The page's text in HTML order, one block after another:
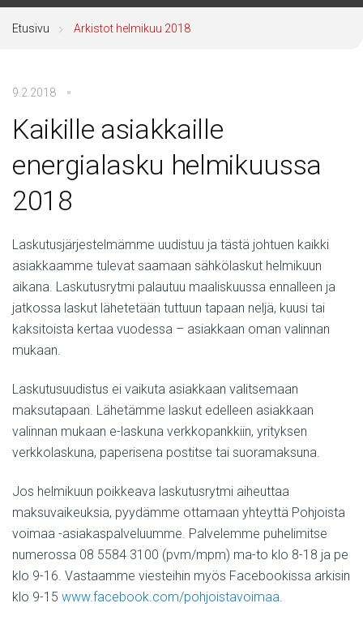
Etusivu Arkistot helmikuu 2018
9.2.2018
Kaikille asiakkaille
energialasku helmikuussa
2018
Laskutusjärjestelmämme uudistuu ja tästä johtuen kaikki
asiakkaamme tulevat saamaan sähkölaskut helmikuun
aikana. Laskutusrytmi palautuu maaliskuussa ennalleen ja
jatkossa laskut lähetetään tuttuun tapaan neljä, kuusi tai
kaksitoista kertaa vuodessa – asiakkaan oman valinnan
mukaan.
Laskutusuudistus ei vaikuta asiakkaan valitsemaan
maksutapaan. Lähetämme laskut edelleen asiakkaan
valinnan mukaan e-laskuna verkkopankkiin, yrityksen
verkkolaskuna, paperisena postitse tai suoramaksuna.
Jos helmikuun poikkeava laskutusrytmi aiheuttaa
maksuvaikeuksia, pyydämme ottamaan yhteyttä Pohjoista
voimaa -asiakaspalveluumme. Palvelemme puhelimitse
numerossa 08 5584 3100 (pvm/mpm) ma-to klo 8-18 ja pe
klo 9-16. Vastaamme viesteihin myös Facebookissa arkisin
klo 9-15 www.facebook.com/pohjoistavoimaa.